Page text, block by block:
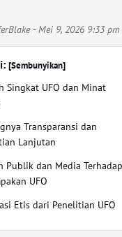
- Mei 9, 2026 9:33 pm
[Sembunyikan]
Singkat UFO dan Minat
Transparansi dan
Lanjutan
Publik dan Media Terhadap
UFO
Etis dari Penelitian UFO